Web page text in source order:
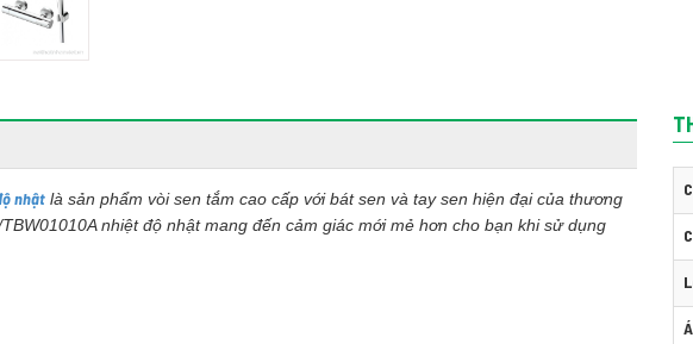
nhật là sản phẩm vòi sen tắm cao cấp với bát sen và tay sen hiện đại của thương
nhiệt độ nhật mang đến cảm giác mới mẻ hơn cho bạn khi sử dụng